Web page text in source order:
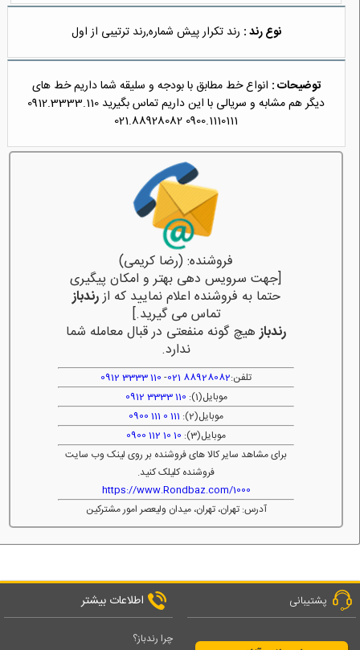
نوع رند : رند تکرار پیش شماره,رند ترتیبی از اول
توضیحات : انواع خط مطابق با بودجه و سلیقه شما داریم خط های
دیگر هم مشابه و سریالی با این داریم تماس بگیرید 0912.3333.110
0900.1110111 021.88928082
فروشنده: (رضا کریمی)
[جهت سرویس دهی بهتر و امکان پیگیری
حتما به فروشنده اعلام نمایید که ازرندباز
تماس می گیرید.]
رندبازهیچ گونه منفعتی در قبال معامله شما
ندارد.
تلفن:88928082 021
-
110 3333 0912
موبایل(1):
110 3333 0912
موبایل(2):
111 0 111 0900
موبایل(3):
10 10 112 0900
برای مشاهد سایر کالا های فروشنده بر روی لینک وب سایت
فروشنده کلیلک کنید.
https://www.Rondbaz.com/1000
آدرس: تهران، تهران، میدان ولیعصر امور مشترکین
پشتیبانی اطلاعات بیشتر
چرا رندباز؟